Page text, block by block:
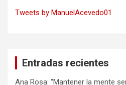
Tweets by ManuelAcevedo01
Entradas recientes
Ana Rosa: “Mantener la mente